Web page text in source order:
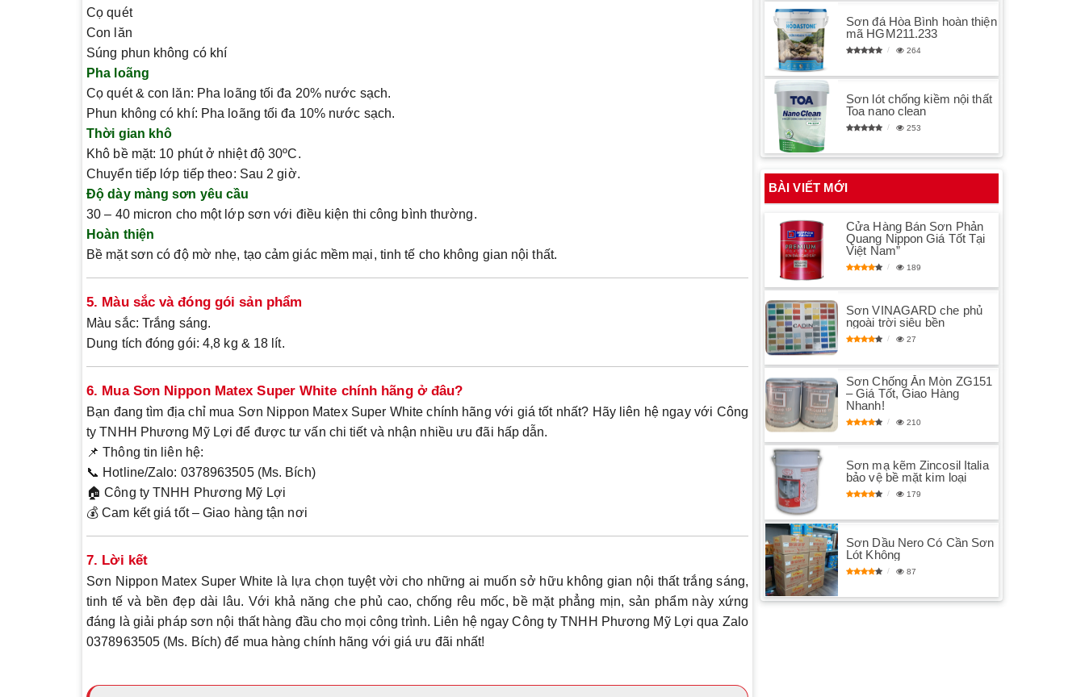
Cọ quét
Con lăn
Súng phun không có khí
Pha loãng
Cọ quét & con lăn: Pha loãng tối đa 20% nước sạch.
Phun không có khí: Pha loãng tối đa 10% nước sạch.
Thời gian khô
Khô bề mặt: 10 phút ở nhiệt độ 30ºC.
Chuyển tiếp lớp tiếp theo: Sau 2 giờ.
Độ dày màng sơn yêu cầu
30 – 40 micron cho một lớp sơn với điều kiện thi công bình thường.
Hoàn thiện
Bề mặt sơn cóđộ mờ nhẹ, tạo cảm giác mềm mại, tinh tế cho không gian nội thất.
5. Màu sắc và đóng gói sản phẩm
Màu sắc: Trắng sáng.
Dung tích đóng gói: 4,8 kg & 18 lít.
6. Mua Sơn Nippon Matex Super White chính hãng ở đâu?
Bạn đang tìm địa chỉ mua Sơn Nippon Matex Super White chính hãng với giá tốt nhất? Hãy liên hệ ngay với Công
ty TNHH Phương Mỹ Lợi để được tư vấn chi tiết và nhận nhiều ưu đãi hấp dẫn.
📌Thông tin liên hệ:
📞 Hotline/Zalo: 0378963505 (Ms. Bích)
🏠Công ty TNHH Phương Mỹ Lợi
💰Cam kết giá tốt – Giao hàng tận nơi
7. Lời kết
Sơn Nippon Matex Super White là lựa chọn tuyệt vời cho những ai muốn sở hữu không gian nội thấttrắng sáng,
tinh tế và bền đẹp dài lâu. Với khả năngche phủ cao, chống rêu mốc, bề mặt phẳng mịn, sản phẩm này xứng
đáng là giải pháp sơn nội thất hàng đầu cho mọi công trình. Liên hệ ngayCông ty TNHH Phương Mỹ Lợi qua Zalo
0378963505 (Ms. Bích) để mua hàng chính hãng với giá ưu đãi nhất!
Sơn đá Hòa Bình hoàn thiện
mã HGM211.233
264
Sơn lót chống kiềm nội thất
Toa nano clean
253
BÀI VIẾT MỚI
Cửa Hàng Bán Sơn Phản
Quang Nippon Giá Tốt Tại
Việt Nam”
189
Sơn VINAGARD che phủ
ngoài trời siêu bền
27
Sơn Chống Ăn Mòn ZG151
– Giá Tốt, Giao Hàng
Nhanh!
210
Sơn mạ kẽm Zincosil Italia
bảo vệ bề mặt kim loại
179
Sơn Dầu Nero Có Cần Sơn
Lót Không
87